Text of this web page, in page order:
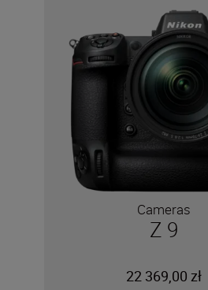
Cameras
Z 9
22 369,00 zł